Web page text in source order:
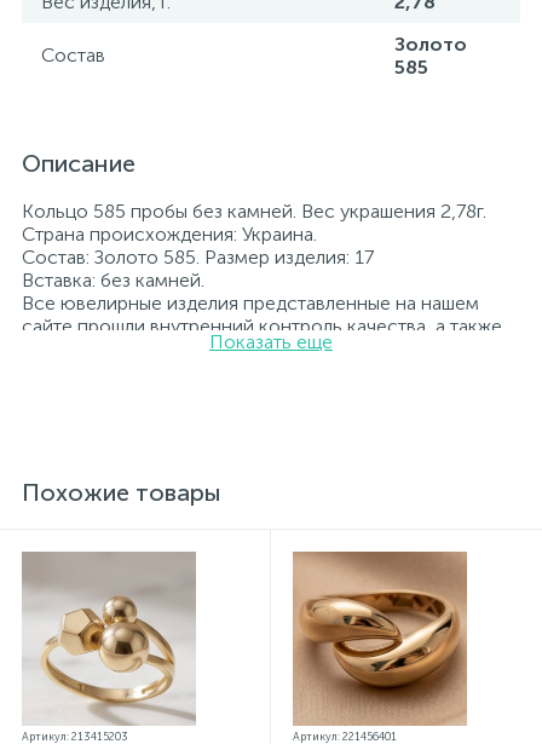
Состав
Золото
585
Описание
Кольцо 585 пробы без камней. Вес украшения 2,78г.
Страна происхождения: Украина.
Состав: Золото 585. Размер изделия: 17
Вставка: без камней.
Все ювелирные изделия представленные на нашем
сайте прошли внутренний контроль качества, а также
контроль государственной пробирной службой
особенностей цветопередачи экрана
Показать еще
Похожие товары
Артикул: 213415203 Артикул: 221456401